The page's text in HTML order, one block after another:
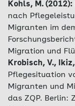
Kohls, M. (2012):
nach
Migranten im
Migration und
Krobisch, V.,
Pflegesituation
Migranten und
das ZQP. Berlin: